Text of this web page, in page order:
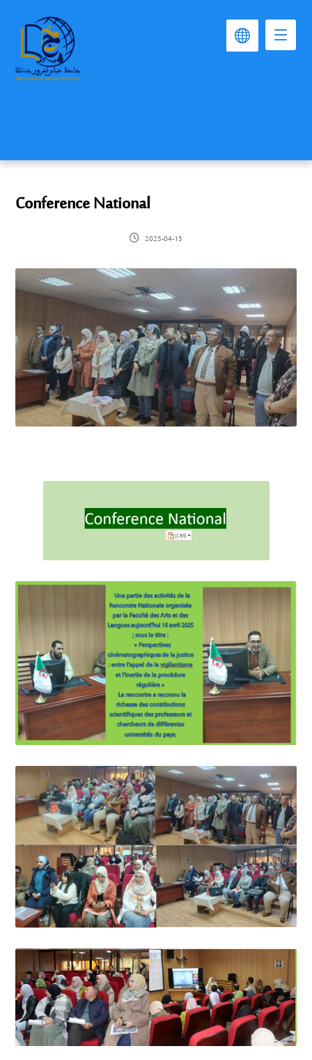
Conference National
2025-04-15